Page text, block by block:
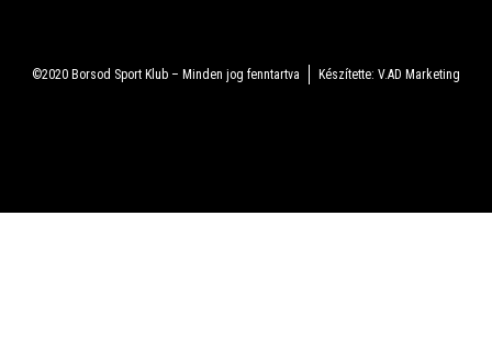
©2020 Borsod Sport Klub – Minden jog fenntartva Készítette: V.AD Marketing